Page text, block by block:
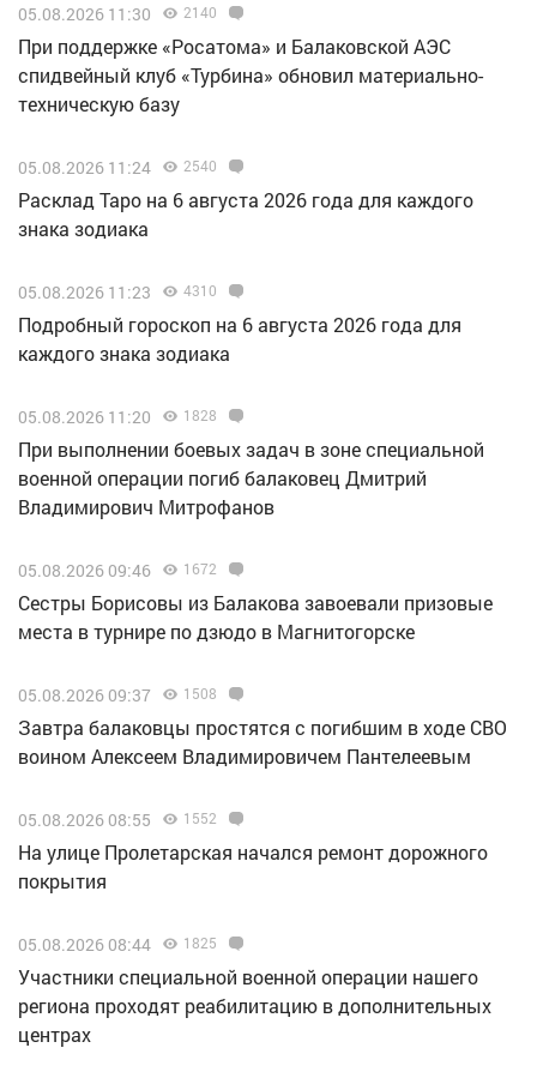
05.08.2026 11:30 2140
При поддержке «Росатома» и Балаковской АЭС
спидвейный клуб «Турбина» обновил материально-
техническую базу
05.08.2026 11:24 2540
Расклад Таро на 6 августа 2026 года для каждого
знака зодиака
05.08.2026 11:23 4310
Подробный гороскоп на 6 августа 2026 года для
каждого знака зодиака
05.08.2026 11:20 1828
При выполнении боевых задач в зоне специальной
военной операции погиб балаковец Дмитрий
Владимирович Митрофанов
05.08.2026 09:46 1672
Сестры Борисовы из Балакова завоевали призовые
места в турнире по дзюдо в Магнитогорске
05.08.2026 09:37 1508
Завтра балаковцы простятся с погибшим в ходе СВО
воином Алексеем Владимировичем Пантелеевым
05.08.2026 08:55 1552
На улице Пролетарская начался ремонт дорожного
покрытия
05.08.2026 08:44 1825
Участники специальной военной операции нашего
региона проходят реабилитацию в дополнительных
центрах